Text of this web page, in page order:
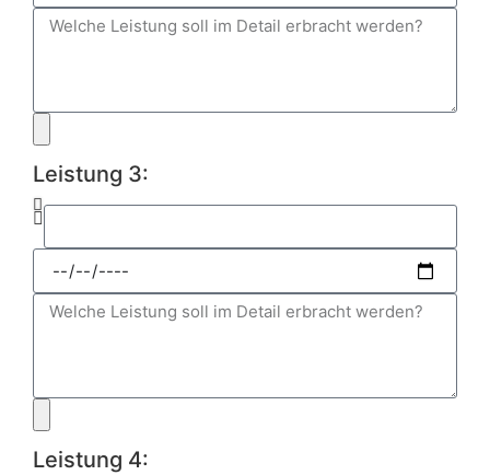
Leistung 3:
Leistung 4: